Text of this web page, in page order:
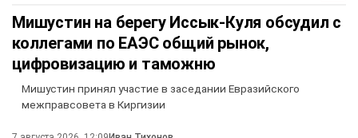
Мишустин на берегу Иссык-Куля обсудил с
коллегами по ЕАЭС общий рынок,
цифровизацию и таможню
Мишустин принял участие в заседании Евразийского
межправсовета в Киргизии